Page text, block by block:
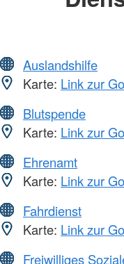
Auslandshilfe
Karte: Link zur
Blutspende
Karte: Link zur
Ehrenamt
Karte: Link zur
Fahrdienst
Karte: Link zur
Freiwilliges